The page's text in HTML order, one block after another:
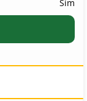
Sim